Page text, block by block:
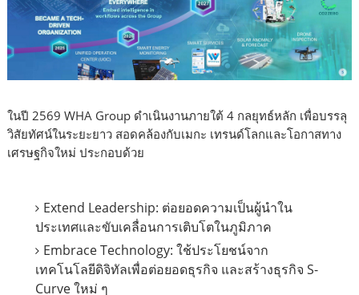
ในปี 2569 WHA Group ดำเนินงานภายใต้ 4 กลยุทธ์หลัก เพื่อบรรลุ
วิสัยทัศน์ในระยะยาว สอดคล้องกับเมกะ เทรนด์โลกและโอกาสทาง
เศรษฐกิจใหม่ ประกอบด้วย
Extend Leadership: ต่อยอดความเป็นผู้นำใน
ประเทศและขับเคลื่อนการเติบโตในภูมิภาค
Embrace Technology: ใช้ประโยชน์จาก
เทคโนโลยีดิจิทัลเพื่อต่อยอดธุรกิจ และสร้างธุรกิจ S-
Curve ใหม่ ๆ